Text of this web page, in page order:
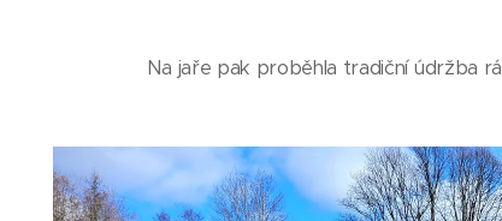
Na jaře pak proběhla tradiční údržba